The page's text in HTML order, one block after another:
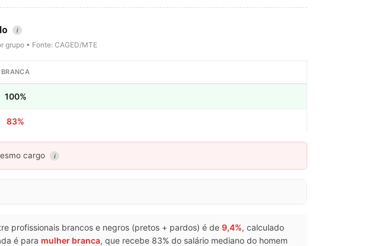
i
grupo • Fonte: CAGED/MTE
BRANCA
100%
83%
cargo i
profissionais brancos e negros (pretos + pardos) é de 9,4%, calculado
é para mulher branca, que recebe 83% do salário mediano do homem